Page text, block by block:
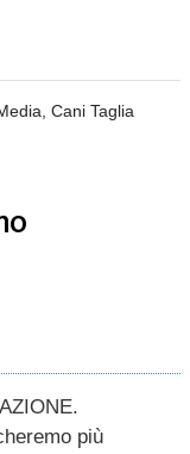
Cani Taglia
più